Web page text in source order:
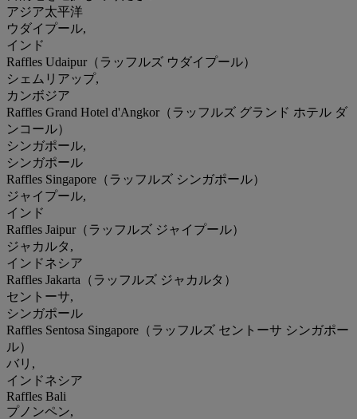
アジア太平洋
ウダイプール,
インド
Raffles Udaipur（ラッフルズ ウダイプール）
シェムリアップ,
カンボジア
Raffles Grand Hotel d'Angkor（ラッフルズ グランド ホテル ダ
ンコール）
シンガポール,
シンガポール
Raffles Singapore（ラッフルズ シンガポール）
ジャイプール,
インド
Raffles Jaipur（ラッフルズ ジャイプール）
ジャカルタ,
インドネシア
Raffles Jakarta（ラッフルズ ジャカルタ）
セントーサ,
シンガポール
Raffles Sentosa Singapore（ラッフルズ セントーサ シンガポー
ル）
バリ,
インドネシア
Raffles Bali
プノンペン,